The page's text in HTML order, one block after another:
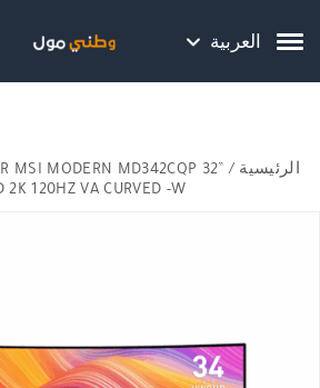
هل نزلت التطبيق ليصلك
العربية
الرئيسية /
MSI MODERN MD342CQP 32”
2K 120HZ VA CURVED -W